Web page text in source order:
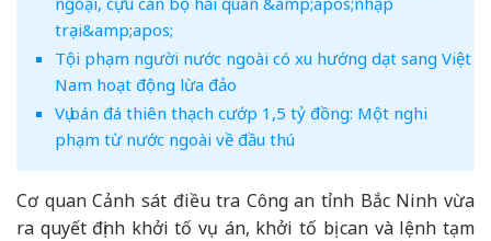
trại&amp;apos;
Tội phạm người nước ngoài có xu hướng dạt sang Việt
Nam hoạt động lừa đảo
Vụ bán đá thiên thạch cướp 1,5 tỷ đồng: Một nghi
phạm từ nước ngoài về đầu thú
Cơ quan Cảnh sát điều tra Công an tỉnh Bắc Ninh vừa
ra quyết định khởi tố vụ án, khởi tố bị can và lệnh tạm